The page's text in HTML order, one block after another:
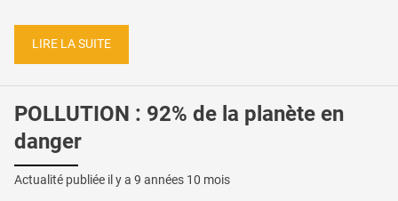
LIRE LA SUITE
POLLUTION : 92% de la planète en
danger
Actualité publiée il y a 9 années 10 mois